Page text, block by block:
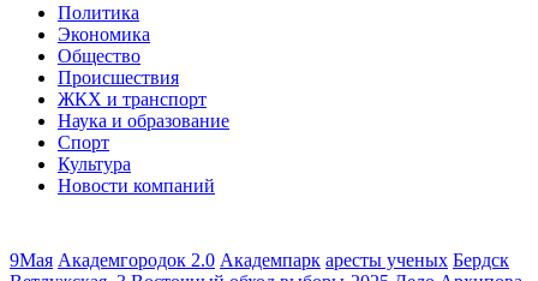
Политика
Экономика
Общество
Происшествия
ЖКХ и транспорт
Наука и образование
Спорт
Культура
Новости компаний
9Мая Академгородок 2.0 Академпарк аресты ученых Бердск